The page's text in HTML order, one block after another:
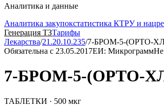
Аналитика и данные
Аналитика закупокстатистика КТРУ и
Генерация ТЗТарифы
Лекарства/21.20.10.235/7-БРОМ-5-(ОРТО-
Обязательна с 23.05.2017ЕИ: Микрограмм
7-БРОМ-5-(ОРТО-
ТАБЛЕТКИ · 500 мкг